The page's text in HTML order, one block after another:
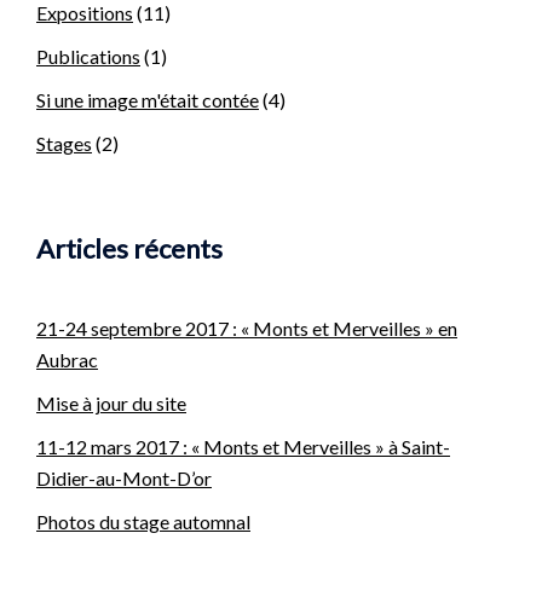
Expositions (11)
Publications (1)
Si une image m'était contée(4)
Stages (2)
Articles récents
21-24 septembre 2017 : « Monts et Merveilles » en
Aubrac
Mise à jour du site
11-12 mars 2017 : « Monts et Merveilles » à Saint-
Didier-au-Mont-D’or
Photos du stage automnal